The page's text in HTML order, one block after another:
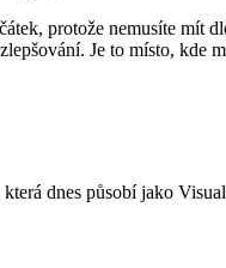
protože nemusíte mít
Je to místo, kde
dnes působí jako